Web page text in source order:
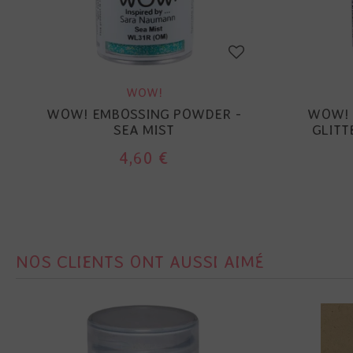
WOW!
WOW! EMBOSSING POWDER -
SEA MIST
4,60 €
WOW!
NOS CLIENTS ONT AUSSI AIMÉ